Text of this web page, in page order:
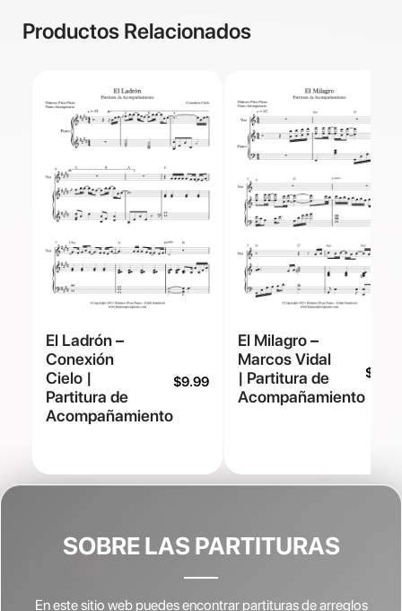
Productos Relacionados
El Ladrón –
Conexión
Cielo |
Partitura de
Acompañamiento
$9.99
El Milagro –
Marcos Vidal
| Partitura de
Acompañamiento
$
SOBRE LAS PARTITURAS
En este sitio web puedes encontrar partituras de arreglos